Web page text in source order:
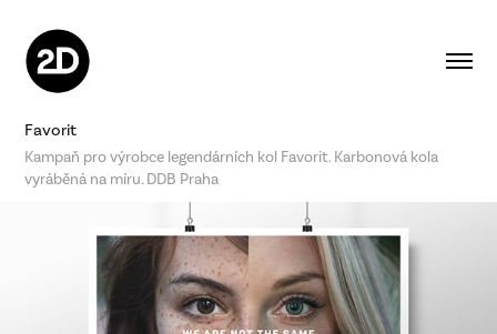
Favorit
Kampaň pro výrobce legendárních kol Favorit. Karbonová kola
vyráběná na míru. DDB Praha